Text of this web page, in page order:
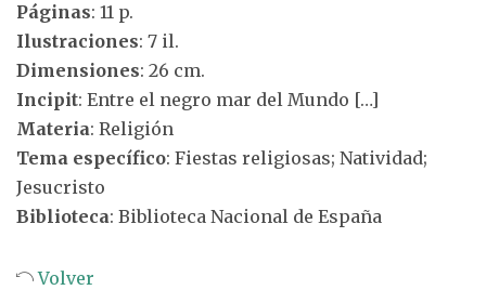
Páginas: 11 p.
Ilustraciones: 7 il.
Dimensiones: 26 cm.
Incipit: Entre el negro mar del Mundo […]
Materia: Religión
Tema específico: Fiestas religiosas; Natividad;
Jesucristo
Biblioteca: Biblioteca Nacional de España
Volver